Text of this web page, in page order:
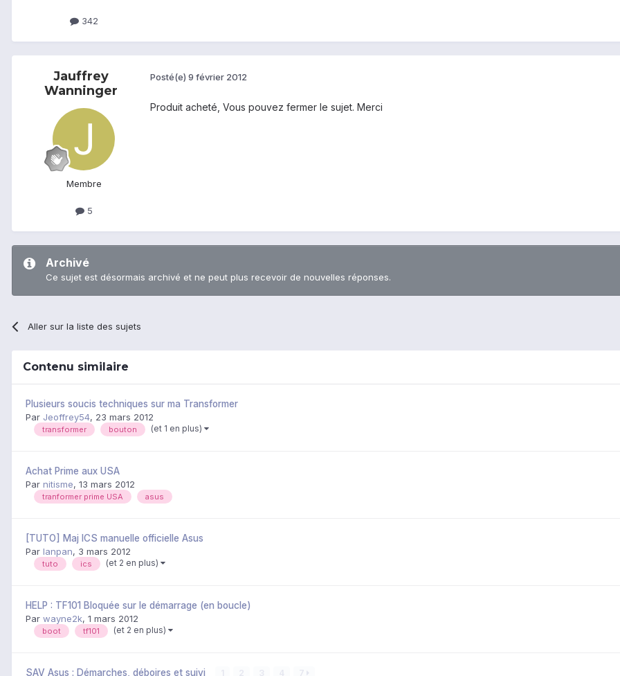
342
Jauffrey
Wanninger
Membre
5
Posté(e) 9 février 2012
Produit acheté, Vous pouvez fermer le sujet. Merci
Archivé
Ce sujet est désormais archivé et ne peut plus recevoir de nouvelles réponses.
Aller sur la liste des sujets
Contenu similaire
Plusieurs soucis techniques sur ma Transformer
Par Jeoffrey54, 23 mars 2012
transformer bouton (et 1 en plus)
Achat Prime aux USA
Par nitisme, 13 mars 2012
tranformer prime USA asus
[TUTO] Maj ICS manuelle officielle Asus
Par lanpan, 3 mars 2012
tuto ics (et 2 en plus)
HELP : TF101 Bloquée sur le démarrage (en boucle)
Par wayne2k, 1 mars 2012
boot tf101 (et 2 en plus)
SAV Asus : Démarches, déboires et suivi